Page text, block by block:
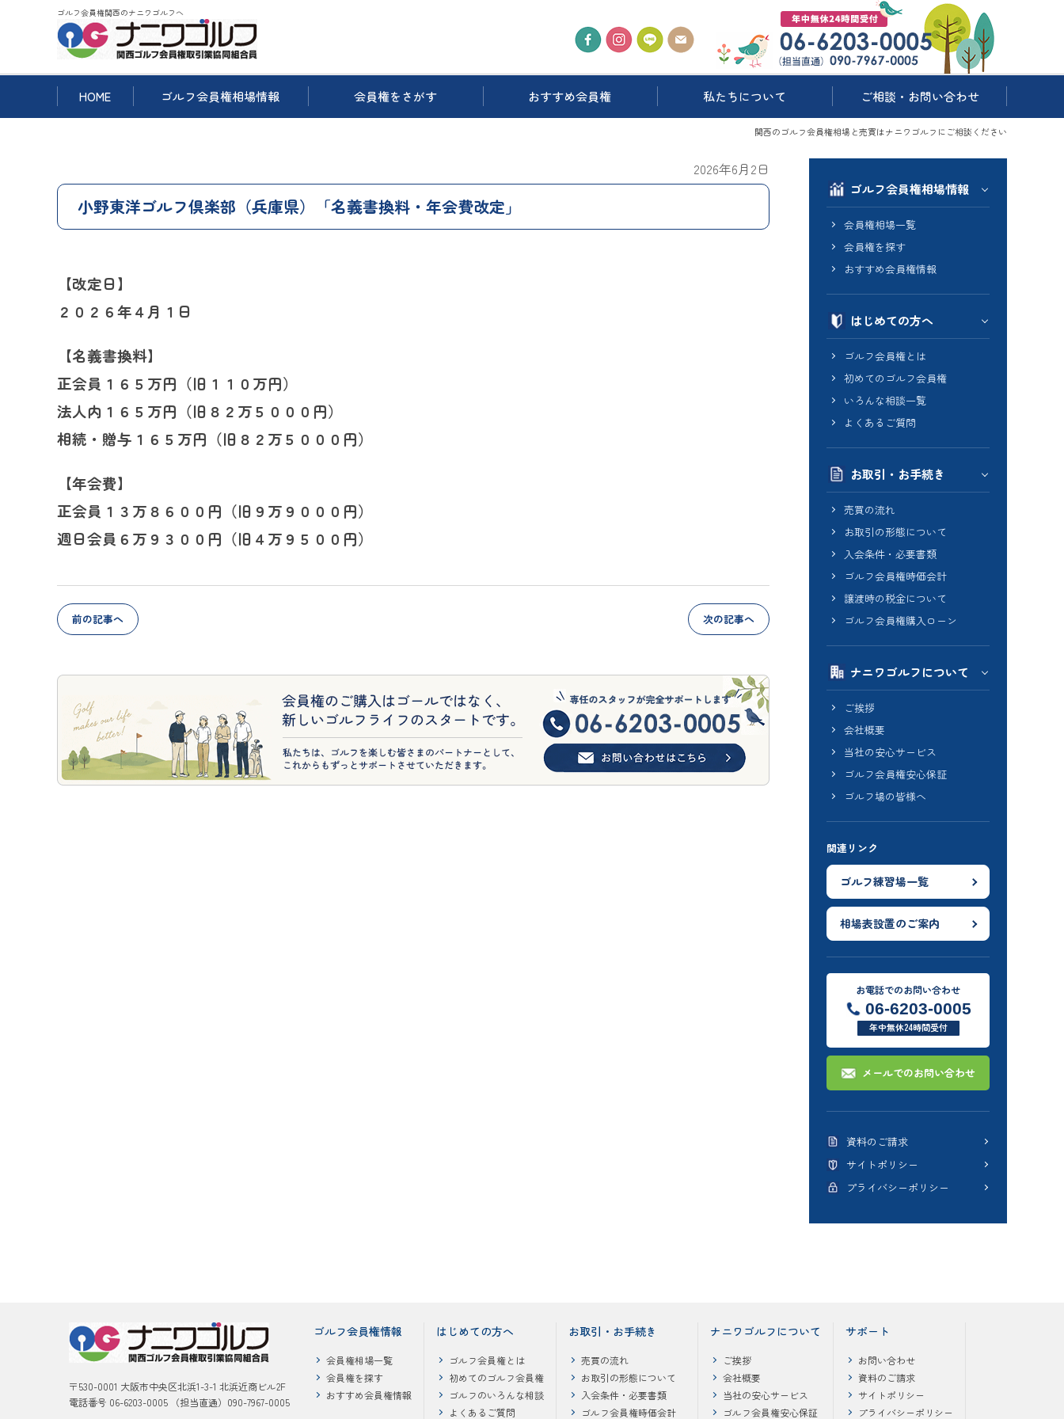
ゴルフ会員権関西のナニワゴルフへ
HOME ゴルフ会員権相場情報 会員権をさがす おすすめ会員権 私たちについて ご相談・お問い合わせ
関西のゴルフ会員権相場と売買はナニワゴルフにご相談ください
2026年6月2日
小野東洋ゴルフ倶楽部（兵庫県）「名義書換料・年会費改定」
【改定日】
２０２６年４月１日
【名義書換料】
正会員１６５万円（旧１１０万円）
法人内１６５万円（旧８２万５０００円）
相続・贈与１６５万円（旧８２万５０００円）
【年会費】
正会員１３万８６００円（旧９万９０００円）
週日会員６万９３００円（旧４万９５００円）
前の記事へ 次の記事へ
ゴルフ会員権相場情報
会員権相場一覧
会員権を探す
おすすめ会員権情報
はじめての方へ
ゴルフ会員権とは
初めてのゴルフ会員権
いろんな相談一覧
よくあるご質問
お取引・お手続き
売買の流れ
お取引の形態について
入会条件・必要書類
ゴルフ会員権時価会計
譲渡時の税金について
ゴルフ会員権購入ローン
ナニワゴルフについて
ご挨拶
会社概要
当社の安心サービス
ゴルフ会員権安心保証
ゴルフ場の皆様へ
関連リンク
ゴルフ練習場一覧
相場表設置のご案内
お電話でのお問い合わせ
06-6203-0005
年中無休24時間受付
メールでのお問い合わせ
資料のご請求
サイトポリシー
プライバシーポリシー
〒530-0001 大阪市中央区北浜1-3-1 北浜近商ビル2F
電話番号 06-6203-0005 （担当直通）090-7967-0005
ゴルフ会員権情報
会員権相場一覧
会員権を探す
おすすめ会員権情報
はじめての方へ
ゴルフ会員権とは
初めてのゴルフ会員権
ゴルフのいろんな相談
よくあるご質問
お取引・お手続き
売買の流れ
お取引の形態について
入会条件・必要書類
ゴルフ会員権時価会計
ナニワゴルフについて
ご挨拶
会社概要
当社の安心サービス
ゴルフ会員権安心保証
サポート
お問い合わせ
資料のご請求
サイトポリシー
プライバシーポリシー